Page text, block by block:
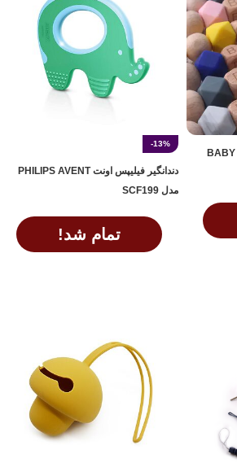
-13%
دندانگیر فیلیپس اونت PHILIPS AVENT
مدل SCF199
تمام شد!